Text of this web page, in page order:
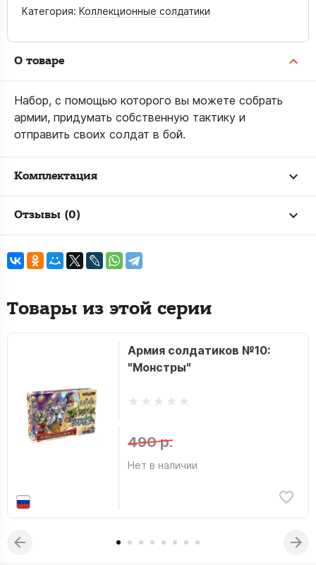
Категория: Коллекционные солдатики
О товаре
Набор, с помощью которого вы можете собрать
армии, придумать собственную тактику и
отправить своих солдат в бой.
Комплектация
Отзывы (0)
Товары из этой серии
Армия солдатиков №10:
"Монстры"
490 р.
Нет в наличии